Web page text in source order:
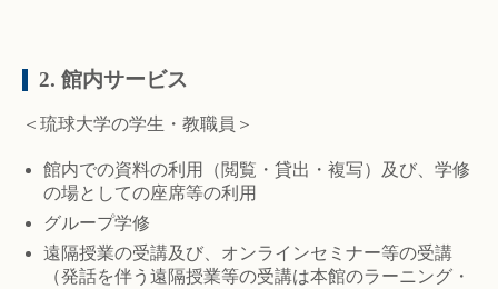
2. 館内サービス
＜琉球大学の学生・教職員＞
館内での資料の利用（閲覧・貸出・複写）及び、学修
の場としての座席等の利用
グループ学修
遠隔授業の受講及び、オンラインセミナー等の受講
（発話を伴う遠隔授業等の受講は本館のラーニング・